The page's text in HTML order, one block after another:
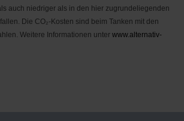
auch niedriger als in den hier zugrundeliegenden
Die CO₂-Kosten sind beim Tanken mit den
Weitere Informationen unter www.alternativ-